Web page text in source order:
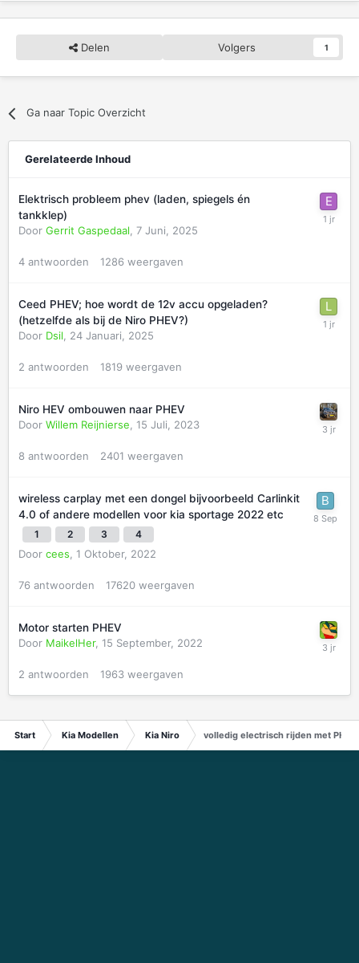
Delen Volgers 1
Ga naar Topic Overzicht
Gerelateerde Inhoud
Elektrisch probleem phev (laden, spiegels én
tankklep)
Door Gerrit Gaspedaal 7 Juni, 2025
4 antwoorden 1286 weergaven
Ceed PHEV; hoe wordt de 12v accu opgeladen?
(hetzelfde als bij de Niro PHEV?)
Door Dsil 24 Januari, 2025
2 antwoorden 1819 weergaven
Niro HEV ombouwen naar PHEV
Door Willem Reijnierse 15 Juli, 2023
8 antwoorden 2401 weergaven
wireless carplay met een dongel bijvoorbeeld Carlinkit
4.0 of andere modellen voor kia sportage 2022 etc
1 2 3 4
Door cees 1 Oktober, 2022
76 antwoorden 17620 weergaven
Motor starten PHEV
Door MaikelHer, 15 September, 2022
2 antwoorden 1963 weergaven
Start Kia Modellen Kia Niro volledig electrisch rijden met PHEV